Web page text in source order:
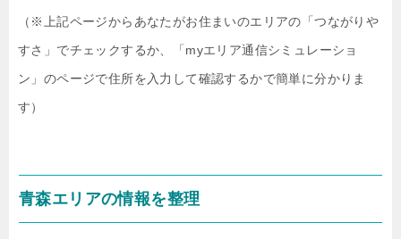
（※上記ページからあなたがお住まいのエリアの「つながりや
すさ」でチェックするか、「myエリア通信シミュレーショ
ン」のページで住所を入力して確認するかで簡単に分かりま
す）
青森エリアの情報を整理